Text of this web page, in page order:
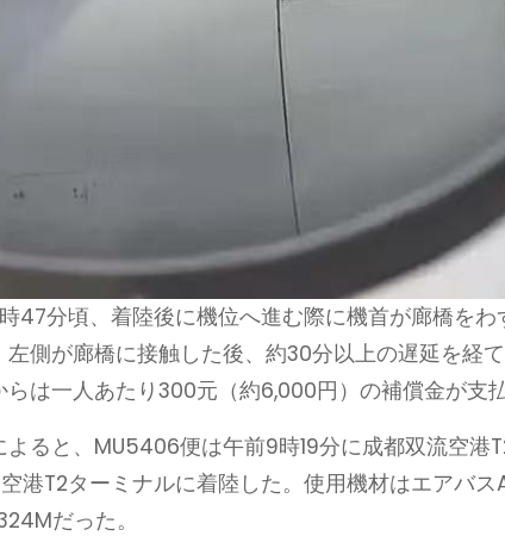
47分頃、着陸後に機位へ進む際に機首が廊橋を
側が廊橋に接触した後、約30分以上の遅延を経
は一人あたり300元（約6,000円）の補償金が支払
ると、MU5406便は午前9時19分に成都双流空港
空港T2ターミナルに着陸した。使用機材はエアバ
だった。